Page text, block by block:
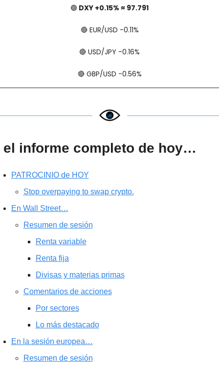
🟢 DXY +0.15% ≈ 97.791
🔴​​​​ EUR/USD -0.11%
🔴 ​​​​ USD/JPY -0.16%
🔴​​​​ GBP/USD -0.56%
el informe completo de hoy…
PATROCINIO de HOY
Stop overpaying to swap crypto.
En Wall Street…
Resumen de sesión
Renta variable
Renta fija
Divisas y materias primas
Comentarios de acciones
Por sectores
Lo más destacado
En la sesión europea…
Resumen de sesión